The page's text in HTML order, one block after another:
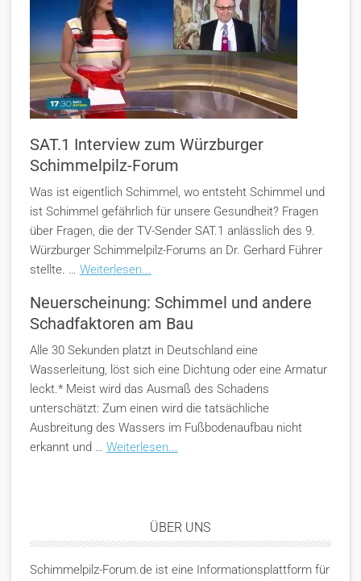
SAT.1 Interview zum Würzburger
Schimmelpilz-Forum
Was ist eigentlich Schimmel, wo entsteht Schimmel und
ist Schimmel gefährlich für unsere Gesundheit? Fragen
über Fragen, die der TV-Sender SAT.1 anlässlich des 9.
Würzburger Schimmelpilz-Forums an Dr. Gerhard Führer
stellte. … Weiterlesen...
Neuerscheinung: Schimmel und andere
Schadfaktoren am Bau
Alle 30 Sekunden platzt in Deutschland eine
Wasserleitung, löst sich eine Dichtung oder eine Armatur
leckt.* Meist wird das Ausmaß des Schadens
unterschätzt: Zum einen wird die tatsächliche
Ausbreitung des Wassers im Fußbodenaufbau nicht
erkannt und … Weiterlesen...
ÜBER UNS
Schimmelpilz-Forum.de ist eine Informationsplattform für